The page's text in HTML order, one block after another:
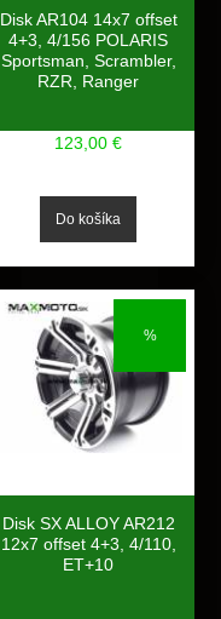
Disk AR104 14x7 offset
4+3, 4/156 POLARIS
Sportsman, Scrambler,
RZR, Ranger
123,00 €
%
Disk SX ALLOY AR212
12x7 offset 4+3, 4/110,
ET+10